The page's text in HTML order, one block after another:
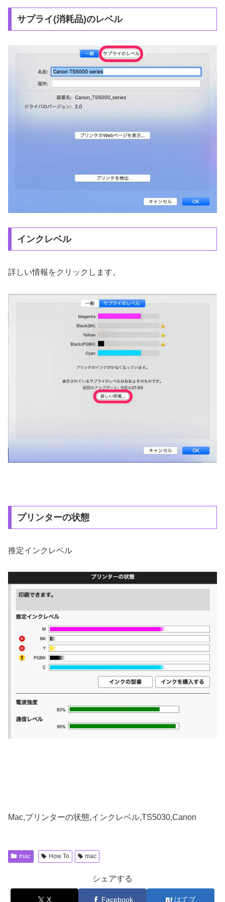
サプライ(消耗品)のレベル
インクレベル
詳しい情報をクリックします。
プリンターの状態
推定インクレベル
Mac,プリンターの状態,インクレベル,TS5030,Canon
mac How To mac
シェアする
X Facebook はてブ